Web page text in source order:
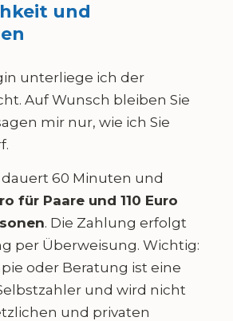
und
unterliege ich der
Auf Wunsch bleiben Sie
mir nur, wie ich Sie
dauert 60 Minuten und
für Paare und 110 Euro
. Die Zahlung erfolgt
per Überweisung. Wichtig:
oder Beratung ist eine
und wird nicht
und privaten